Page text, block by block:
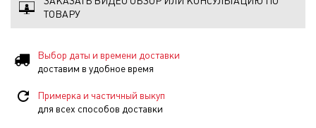
ТОВАРУ
Выбор даты и времени доставки
доставим в удобное время
Примерка и частичный выкуп
для всех способов доставки